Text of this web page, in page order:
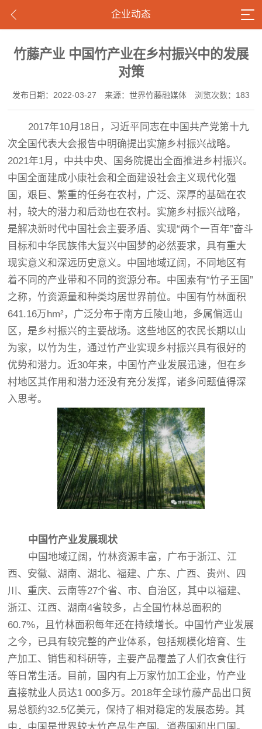
企业动态
竹藤产业 中国竹产业在乡村振兴中的发展
对策
发布日期：2022-03-27 来源：世界竹藤融媒体 浏览次数：183
2017年10月18日，习近平同志在中国共产党第十九
次全国代表大会报告中明确提出实施乡村振兴战略。
2021年1月，中共中央、国务院提出全面推进乡村振兴。
中国全面建成小康社会和全面建设社会主义现代化强
国，艰巨、繁重的任务在农村，广泛、深厚的基础在农
村，较大的潜力和后劲也在农村。实施乡村振兴战略，
是解决新时代中国社会主要矛盾、实现“两个一百年”奋斗
目标和中华民族伟大复兴中国梦的必然要求，具有重大
现实意义和深远历史意义。中国地域辽阔，不同地区有
着不同的产业带和不同的资源分布。中国素有“竹子王国”
之称，竹资源量和种类均居世界前位。中国有竹林面积
641.16万hm²，广泛分布于南方丘陵山地，多属偏远山
区，是乡村振兴的主要战场。这些地区的农民长期以山
为家，以竹为生，通过竹产业实现乡村振兴具有很好的
优势和潜力。近30年来，中国竹产业发展迅速，但在乡
村地区其作用和潜力还没有充分发挥，诸多问题值得深
入思考。
中国竹产业发展现状
中国地域辽阔，竹林资源丰富，广布于浙江、江
西、安徽、湖南、湖北、福建、广东、广西、贵州、四
川、重庆、云南等27个省、市、自治区，其中以福建、
浙江、江西、湖南4省较多，占全国竹林总面积的
60.7%，且竹林面积每年还在持续增长。中国竹产业发展
之今，已具有较完整的产业体系，包括规模化培育、生
产加工、销售和科研等，主要产品覆盖了人们衣食住行
等日常生活。目前，国内有上万家竹加工企业，竹产业
直接就业人员达1 000多万。2018年全球竹藤产品出口贸
易总额约32.5亿美元，保持了相对稳定的发展态势。其